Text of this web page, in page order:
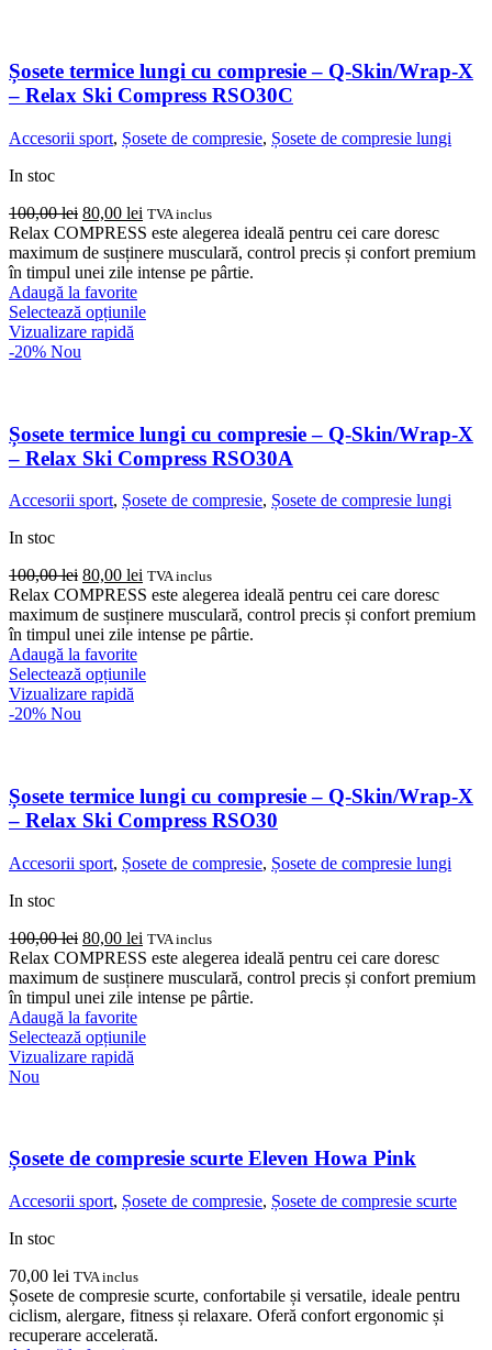
Opțiunile
pot
fi
în
Șosete termice lungi cu compresie – Q-Skin/Wrap-X
– Relax Ski Compress RSO30C
Accesorii sport, Șosete de compresie, Șosete de compresie lungi
In stoc
100,00lei Prețul
inițial
a
fost:
100,00 lei.
80,00 lei Prețul
curent
este:
80,00 lei.
TVA inclus
Relax COMPRESS este alegerea ideală pentru cei care doresc
maximum de susținere musculară, control precis și confort premium
în timpul unei zile intense pe pârtie.
Adaugă la favorite
Selectează opțiunileAcest
Opțiunile
pot
fi
în
Vizualizare rapidă
-20% Nou
Șosete termice lungi cu compresie – Q-Skin/Wrap-X
– Relax Ski Compress RSO30A
Accesorii sport, Șosete de compresie, Șosete de compresie lungi
In stoc
100,00lei Prețul
inițial
a
fost:
100,00 lei.
80,00 lei Prețul
curent
este:
80,00 lei.
TVA inclus
Relax COMPRESS este alegerea ideală pentru cei care doresc
maximum de susținere musculară, control precis și confort premium
în timpul unei zile intense pe pârtie.
Adaugă la favorite
Selectează opțiunileAcest
Opțiunile
pot
fi
în
Vizualizare rapidă
-20% Nou
Șosete termice lungi cu compresie – Q-Skin/Wrap-X
– Relax Ski Compress RSO30
Accesorii sport, Șosete de compresie, Șosete de compresie lungi
In stoc
100,00lei Prețul
inițial
a
fost:
100,00 lei.
80,00 lei Prețul
curent
este:
80,00 lei.
TVA inclus
Relax COMPRESS este alegerea ideală pentru cei care doresc
maximum de susținere musculară, control precis și confort premium
în timpul unei zile intense pe pârtie.
Adaugă la favorite
Selectează opțiunileAcest
Opțiunile
fi
alese
Vizualizare rapidă
Nou
Șosete de compresie scurte Eleven Howa Pink
Accesorii sport, Șosete de compresie, Șosete de compresie scurte
In stoc
70,00 lei TVA inclus
Șosete de compresie scurte, confortabile și versatile, ideale pentru
ciclism, alergare, fitness și relaxare. Oferă confort ergonomic și
recuperare accelerată.